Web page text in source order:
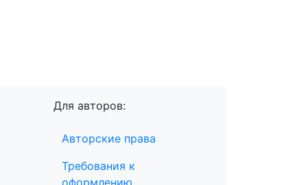
Для авторов:
Авторские права
Требования к